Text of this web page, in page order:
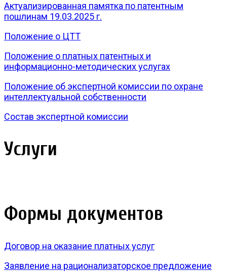
Актуализированная памятка по патентным
пошлинам 19.03.2025 г.
Положение о ЦТТ
Положение о платных патентных и
информационно-методических услугах
Положение об экспертной комиссии по охране
интеллектуальной собственности
Состав экспертной комиссии
Услуги
Формы документов
Договор на оказание платных услуг
Заявление на рационализаторское предложение